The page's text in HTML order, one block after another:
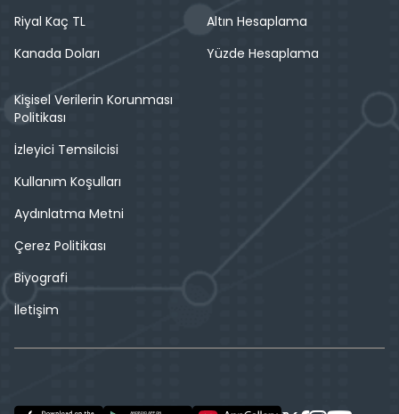
Riyal Kaç TL
Kanada Doları
Altın Hesaplama
Yüzde Hesaplama
Kişisel Verilerin Korunması
Politikası
İzleyici Temsilcisi
Kullanım Koşulları
Aydınlatma Metni
Çerez Politikası
Biyografi
İletişim